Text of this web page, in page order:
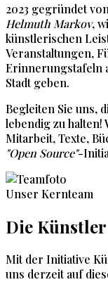
2023 gegründet von
Helmuth Markov,
künstlerischen
Veranstaltungen,
Erinnerungstafeln
Stadt geben.
Begleiten Sie uns,
lebendig zu
Mitarbeit, Texte,
"Open Source"-
Unser Kernteam
Die Künstler
Mit der Initiative
uns derzeit auf